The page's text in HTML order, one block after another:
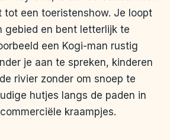
een toeristenshow. Je loopt
gebied en bent letterlijk te
een Kogi-man rustig
je aan te spreken, kinderen
rivier zonder om snoep te
hutjes langs de paden in
kraampjes.